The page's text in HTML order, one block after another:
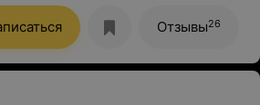
труда , мира,
Спасибо за чуткость!Отзывы26